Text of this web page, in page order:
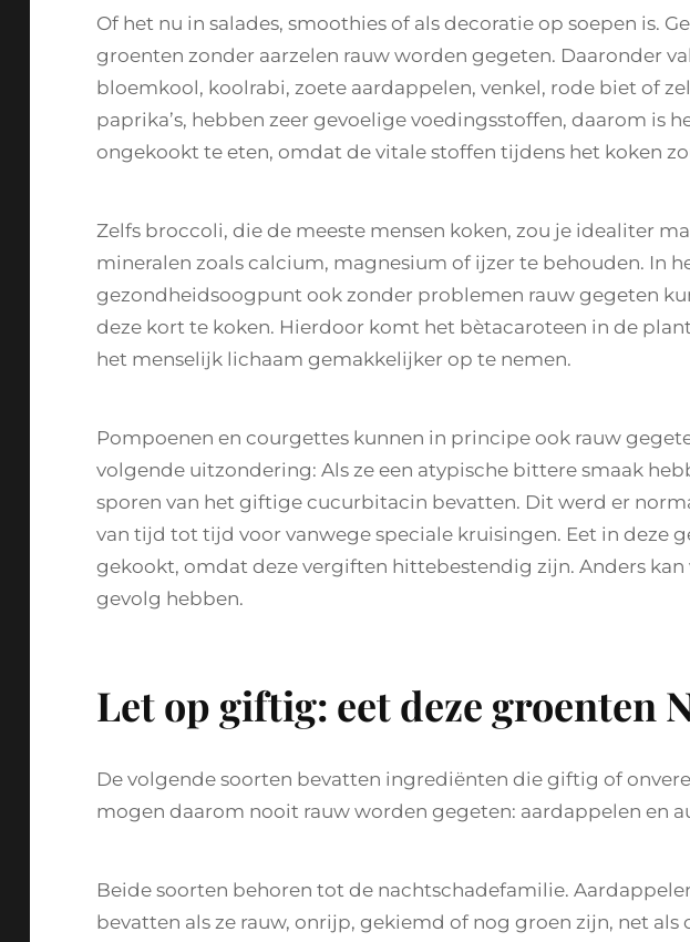
Of het nu in salades, smoothies of als decoratie op soepen is.
groenten zonder aarzelen rauw worden gegeten. Daaronder
bloemkool, koolrabi, zoete aardappelen, venkel, rode biet of
paprika’s, hebben zeer gevoelige voedingsstoffen, daarom is
ongekookt te eten, omdat de vitale stoffen tijdens het koken
Zelfs broccoli, die de meeste mensen koken, zou je idealiter
mineralen zoals calcium, magnesium of ijzer te behouden. In
gezondheidsoogpunt ook zonder problemen rauw gegeten
deze kort te koken. Hierdoor komt het bètacaroteen in de
het menselijk lichaam gemakkelijker op te nemen.
Pompoenen en courgettes kunnen in principe ook rauw
volgende uitzondering: Als ze een atypische bittere smaak
sporen van het giftige cucurbitacin bevatten. Dit werd er
van tijd tot tijd voor vanwege speciale kruisingen. Eet in deze
gekookt, omdat deze vergiften hittebestendig zijn. Anders
gevolg hebben.
Let op giftig: eet deze groenten
De volgende soorten bevatten ingrediënten die giftig of
mogen daarom nooit rauw worden gegeten: aardappelen en
Beide soorten behoren tot de nachtschadefamilie.
bevatten als ze rauw, onrijp, gekiemd of nog groen zijn, net